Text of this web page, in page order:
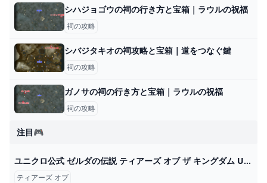
シハジョゴウの祠の行き方と宝箱｜ラウルの祝福
祠の攻略
シバジタキオの祠攻略と宝箱｜道をつなぐ鍵
祠の攻略
ガノサの祠の行き方と宝箱｜ラウルの祝福
祠の攻略
注目🎮
ユニクロ公式 ゼルダの伝説 ティアーズ オブ ザ キングダム UT（半袖・レギュラーフィット）
ティアーズ オブ